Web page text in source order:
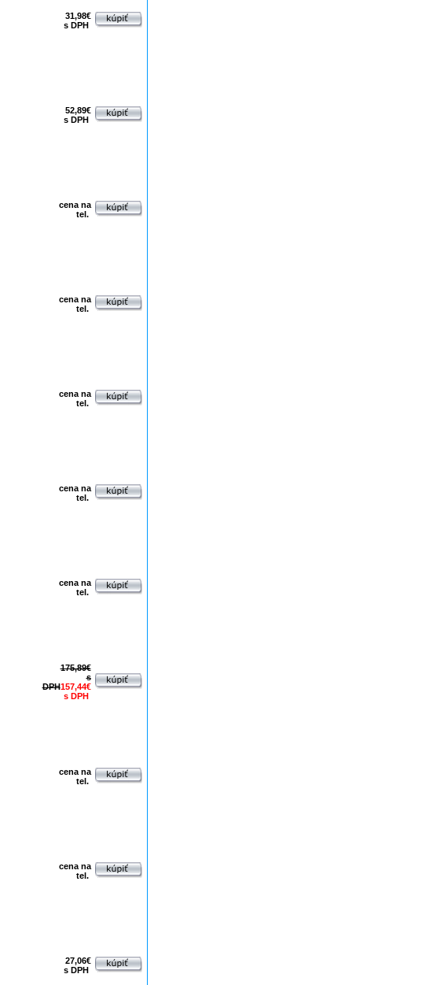
31,98€
s DPH
52,89€
s DPH
cena na
tel.
cena na
tel.
cena na
tel.
cena na
tel.
cena na
tel.
175,89€
s
DPH157,44€
s DPH
cena na
tel.
cena na
tel.
27,06€
s DPH